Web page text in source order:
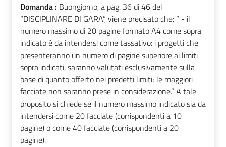
Domanda : Buongiorno, a pag. 36 di 46 del
“DISCIPLINARE DI GARA”, viene precisato che: “ - il
numero massimo di 20 pagine formato A4 come sopra
indicato è da intendersi come tassativo: i progetti che
presenteranno un numero di pagine superiore ai limiti
sopra indicati, saranno valutati esclusivamente sulla
base di quanto offerto nei predetti limiti; le maggiori
facciate non saranno prese in considerazione.” A tale
proposito si chiede se il numero massimo indicato sia da
intendersi come 20 facciate (corrispondenti a 10
pagine) o come 40 facciate (corrispondenti a 20
pagine).